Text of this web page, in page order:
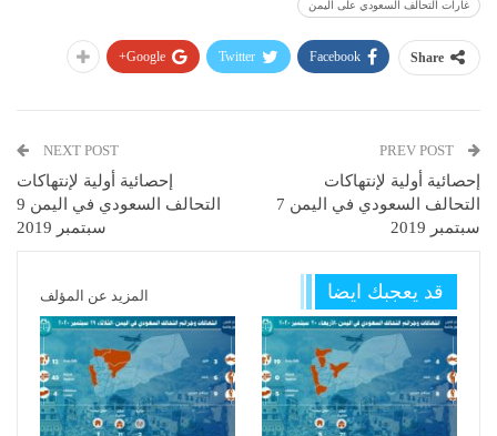
غارات التحالف السعودي على اليمن
Share
Facebook
Twitter
Google+
إحصائية أولية لإنتهاكات
التحالف السعودي في اليمن 7
سبتمبر 2019
NEXT POST
إحصائية أولية لإنتهاكات
التحالف السعودي في اليمن 9
سبتمبر 2019
قد يعجبك ايضا المزيد عن المؤلف